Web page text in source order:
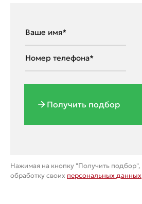
Получить подбор
Нажимая на кнопку "Получить подбор",
обработку своих персональных данных